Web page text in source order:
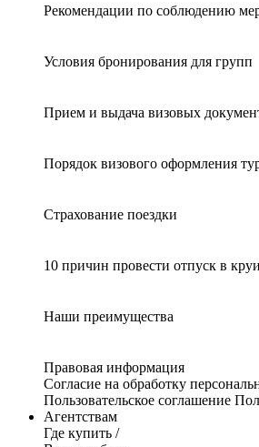
Рекомендации по соблюдению
Условия бронирования для групп
Прием и выдача визовых
Порядок визового оформления
Страхование поездки
10 причин провести отпуск в
Наши преимущества
Правовая информация
Согласие на обработку
Пользовательское соглашение
Агентствам
Где купить /